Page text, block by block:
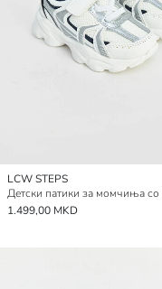
LCW STEPS
Детски патики за момчиња со
1.499,00 MKD